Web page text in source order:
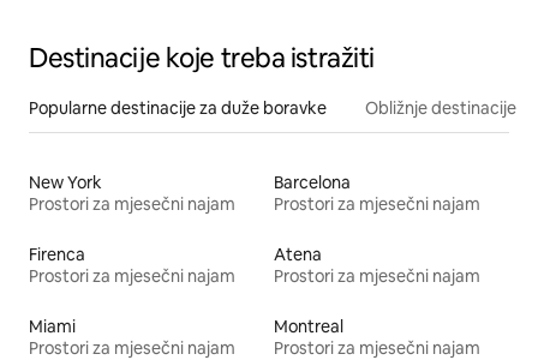
Destinacije koje treba istražiti
Popularne destinacije za duže boravke Obližnje destinacije
New York
Prostori za mjesečni najam
Barcelona
Prostori za mjesečni najam
Firenca
Prostori za mjesečni najam
Atena
Prostori za mjesečni najam
Miami
Prostori za mjesečni najam
Montreal
Prostori za mjesečni najam